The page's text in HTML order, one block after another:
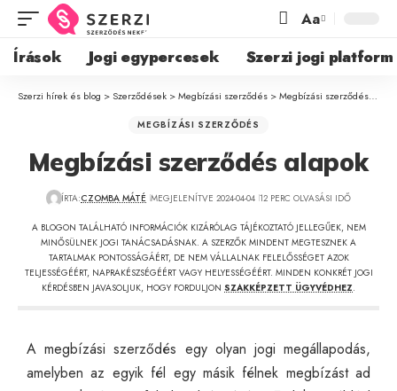
Aa
Írások Jogi egypercesek Szerzi jogi platform
Szerzi hírek és blog > Szerződések >Megbízási szerződés >Megbízási szerződés alapok
MEGBÍZÁSI SZERZŐDÉS
Megbízási szerződés alapok
ÍRTA:CZOMBA MÁTÉ MEGJELENÍTVE 2024-04-04 12 PERC OLVASÁSI IDŐ
A BLOGON TALÁLHATÓ INFORMÁCIÓK KIZÁRÓLAG TÁJÉKOZTATÓ JELLEGŰEK, NEM
MINŐSÜLNEK JOGI TANÁCSADÁSNAK. A SZERZŐK MINDENT MEGTESZNEK A
TARTALMAK PONTOSSÁGÁÉRT, DE NEM VÁLLALNAK FELELŐSSÉGET AZOK
TELJESSÉGÉÉRT, NAPRAKÉSZSÉGÉÉRT VAGY HELYESSÉGÉÉRT. MINDEN KONKRÉT JOGI
KÉRDÉSBEN JAVASOLJUK, HOGY FORDULJON SZAKKÉPZETT ÜGYVÉDHEZ.
A megbízási szerződés egy olyan jogi megállapodás,
amelyben az egyik fél egy másik félnek megbízást ad